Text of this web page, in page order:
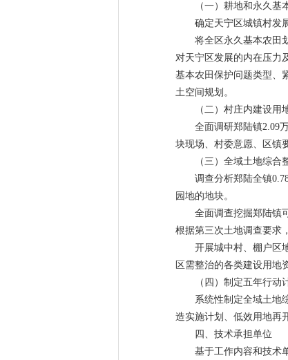
（一）耕地和永久基
确定天宁区城镇村发
将全区永久基本农田
对天宁区发展的内在压力
基本农田保护问题类型、
土空间规划。
（二）村庄内建设用
全面调研郑陆镇2.09
块现场、村委意愿、区镇
（三）全域土地综合
调查分析郑陆全镇
园地的地块。
全面调查挖掘郑陆镇
根据第三次土地调查要求
开展城中村、棚户区
区需整治的各类建设用地
（四）制定五年行动
系统性制定全域土地
造实施计划、低效用地再
四、技术承担单位
基于工作内容和技术